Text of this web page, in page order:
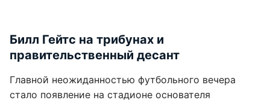
Билл Гейтс на трибунах и
правительственный десант
Главной неожиданностью футбольного вечера
стало появление на стадионе основателя